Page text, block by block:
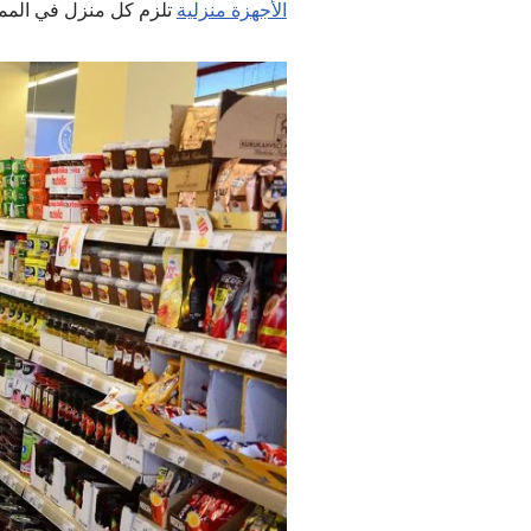
الأجهزة منزلية تلزم كل منزل في